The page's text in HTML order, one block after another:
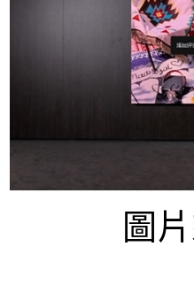
圖